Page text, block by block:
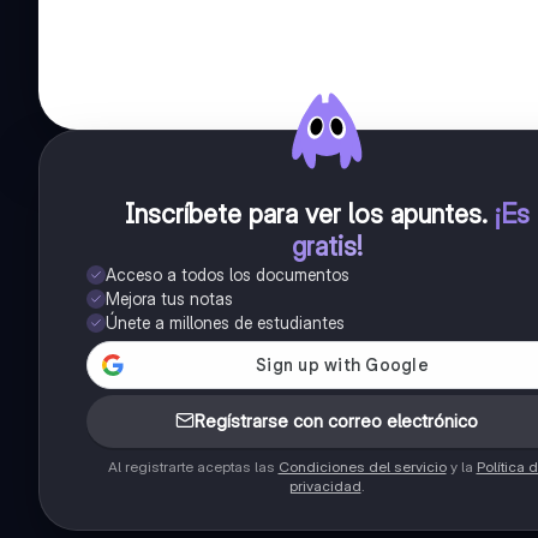
Inscríbete para ver los apuntes. ¡Es
gratis!
Acceso a todos los documentos
Mejora tus notas
Únete a millones de estudiantes
Regístrarse con correo electrónico
Al registrarte aceptas las Condiciones del servicioy la Política
privacidad.